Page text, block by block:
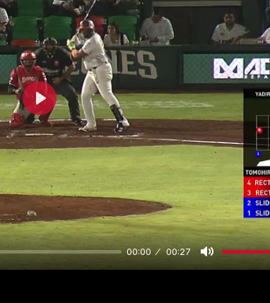
00:00 00:27
Play